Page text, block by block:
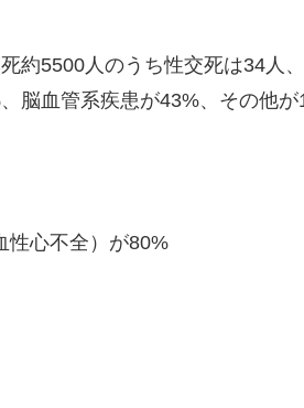
約5500人のうち性交死は34人
脳血管系疾患が43%、その他が
性心不全）が80%